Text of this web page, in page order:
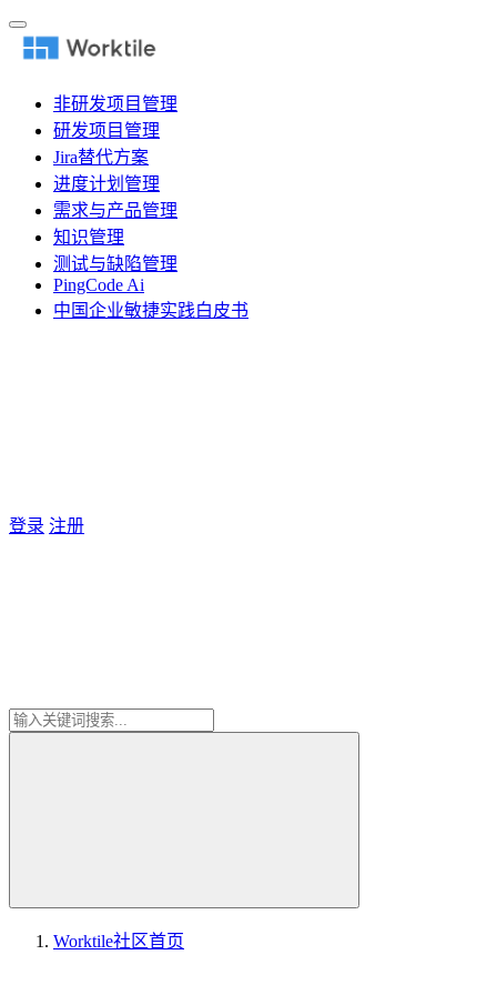
非研发项目管理
研发项目管理
Jira替代方案
进度计划管理
需求与产品管理
知识管理
测试与缺陷管理
PingCode Ai
中国企业敏捷实践白皮书
登录 注册
Worktile社区首页